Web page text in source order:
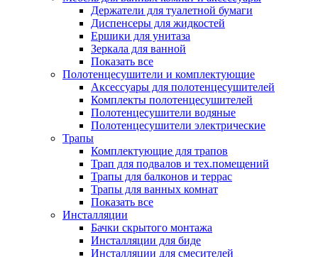
Держатели для туалетной бумаги
Диспенсеры для жидкостей
Ершики для унитаза
Зеркала для ванной
Показать все
Полотенцесушители и комплектующие
Аксессуары для полотенцесушителей
Комплекты полотенцесушителей
Полотенцесушители водяные
Полотенцесушители электрические
Трапы
Комплектующие для трапов
Трап для подвалов и тех.помещений
Трапы для балконов и террас
Трапы для ванных комнат
Показать все
Инсталляции
Бачки скрытого монтажа
Инсталляции для биде
Инсталляции для смесителей